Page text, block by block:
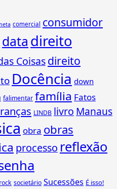
comercial consumidor
data direito
Coisasdireito
Docência down
falimentar família Fatos
LINDB livro Manaus
obra obras
processo reflexão
rock societário Sucessões É isso!